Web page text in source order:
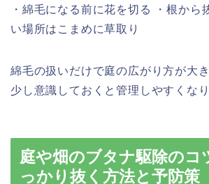
・綿毛になる前に花を切る ・根から
い場所はこまめに草取り
綿毛の扱いだけで庭の広がり方が大
少し意識しておくと管理しやすくなり
庭や畑のブタナ駆除のコ
っかり抜く方法と予防策